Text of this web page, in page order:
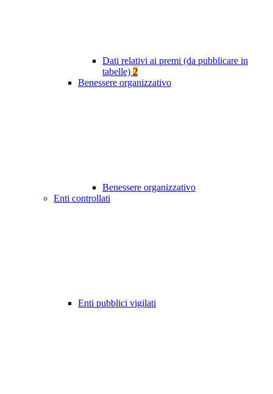
Dati relativi ai premi (da pubblicare in
tabelle) 2
Benessere organizzativo
Benessere organizzativo
Enti controllati
Enti pubblici vigilati